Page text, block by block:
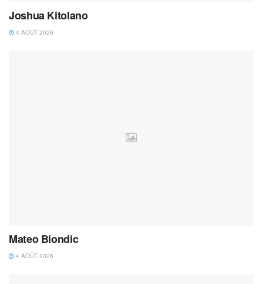
Joshua Kitolano
4 AOÛT 2026
Mateo Biondic
4 AOÛT 2026